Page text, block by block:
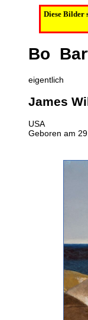
Diese Bilder
Bo
eigentlich
James
USA
Geboren am